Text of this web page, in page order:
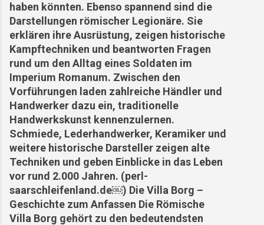
haben könnten. Ebenso spannend sind die
Darstellungen römischer Legionäre. Sie
erklären ihre Ausrüstung, zeigen historische
Kampftechniken und beantworten Fragen
rund um den Alltag eines Soldaten im
Imperium Romanum. Zwischen den
Vorführungen laden zahlreiche Händler und
Handwerker dazu ein, traditionelle
Handwerkskunst kennenzulernen.
Schmiede, Lederhandwerker, Keramiker und
weitere historische Darsteller zeigen alte
Techniken und geben Einblicke in das Leben
vor rund 2.000 Jahren. (perl-
saarschleifenland.de⁠￼) Die Villa Borg –
Geschichte zum Anfassen Die Römische
Villa Borg gehört zu den bedeutendsten